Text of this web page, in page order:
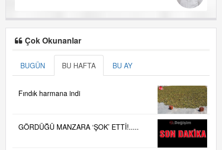
Çok Okunanlar
BUGÜN BU HAFTA BU AY
Fındık harmana indi
GÖRDÜĞÜ MANZARA ‘ŞOK’ ETTİ!.....